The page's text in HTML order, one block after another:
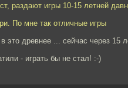
раздают игры 10-15 летней
По мне так отличные игры
это древнее ... сейчас через 15
- играть бы не стал! :-)